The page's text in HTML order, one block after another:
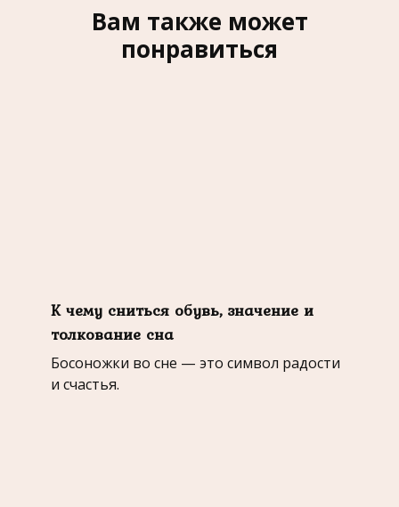
Вам также может
понравиться
К чему сниться обувь, значение и
толкование сна
Босоножки во сне — это символ радости
и счастья.